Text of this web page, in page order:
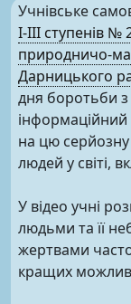
Учнівське
І-ІІІ ступенів
природничо-
Дарницького
дня боротьби
інформаційний
на цю
людей у світі,
У відео учні
людьми та її
жертвами
кращих